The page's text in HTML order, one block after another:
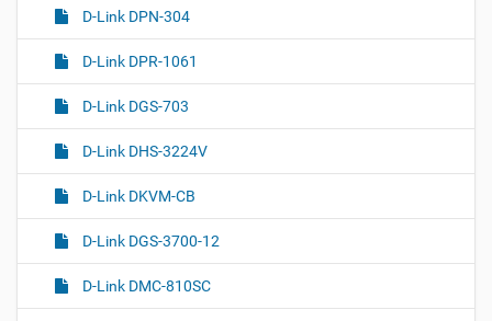
D-Link DPN-304
D-Link DPR-1061
D-Link DGS-703
D-Link DHS-3224V
D-Link DKVM-CB
D-Link DGS-3700-12
D-Link DMC-810SC